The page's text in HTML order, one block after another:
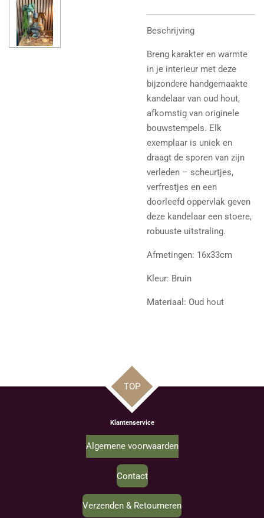
Beschrijving
Breng karakter en warmte
in je interieur met deze
bijzondere handgemaakte
kandelaar van oud hout,
afkomstig van originele
bouwstempels. Elk
exemplaar is uniek en
draagt de sporen van zijn
verleden – scheurtjes,
verfrestjes en een
doorleefd oppervlak geven
deze kandelaar een stoere,
robuuste uitstraling.
Afmetingen: 16x33cm
Kleur: Bruin
Materiaal: Oud hout
TOP
Klantenservice
Algemene voorwaarden
Contact
Verzenden & Retourneren